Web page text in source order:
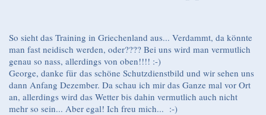
So sieht das Training in Griechenland aus... Verdammt, da könnte
man fast neidisch werden, oder???? Bei uns wird man vermutlich
genau so nass, allerdings von oben!!!! :-)
George, danke für das schöne Schutzdienstbild und wir sehen uns
dann Anfang Dezember. Da schau ich mir das Ganze mal vor Ort
an, allerdings wird das Wetter bis dahin vermutlich auch nicht
mehr so sein... Aber egal! Ich freu mich... :-)